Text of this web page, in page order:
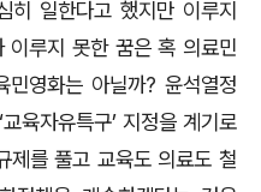
히 일한다고 했지만 이루지
이루지 못한 꿈은 혹 의료민
민영화는 아닐까? 윤석열정
육자유특구’ 지정을 계기로
제를 풀고 교육도 의료도 철